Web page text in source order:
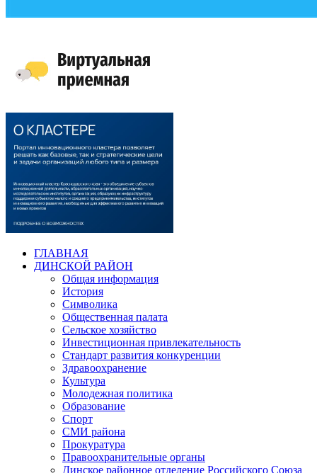
ГЛАВНАЯ
ДИНСКОЙ РАЙОН
Общая информация
История
Символика
Общественная палата
Сельское хозяйство
Инвестиционная привлекательность
Стандарт развития конкуренции
Здравоохранение
Культура
Молодежная политика
Образование
Спорт
СМИ района
Прокуратура
Правоохранительные органы
Динское районное отделение Российского Союза